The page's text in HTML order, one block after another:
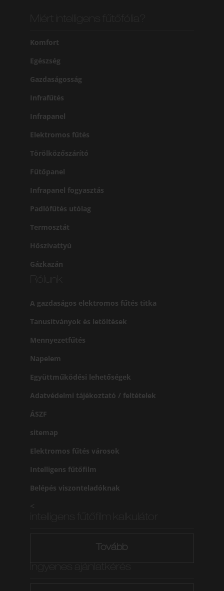
Komfort
Egészség
Gazdaságosság
Infrafűtés
Infrapanel
Elektromos fűtés
Törölközőszárító
Fűtőpanel
Infrapanel fogyasztás
Padlófűtés utólag
Termosztát
Hőszivattyú
Gázkazán
A gazdaságos elektromos fűtés titka
Tanusítványok és letöltések
Mennyezetfűtés
Napelem
Együttműködési lehetőségek
Adatvédelmi tájékoztató / feltételek
ÁSZF
sitemap
Elektromos fűtés városok
Intelligens fűtőfilm
Belépés viszonteladóknak
<
Tovább